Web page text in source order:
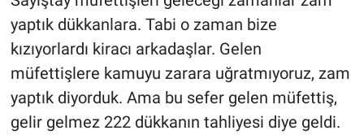
yaptık dükkanlara. Tabi o zaman bize
kızıyorlardı kiracı arkadaşlar. Gelen
müfettişlere kamuyu zarara uğratmıyoruz, zam
yaptık diyorduk. Ama bu sefer gelen müfettiş,
gelir gelmez 222 dükkanın tahliyesi diye geldi.